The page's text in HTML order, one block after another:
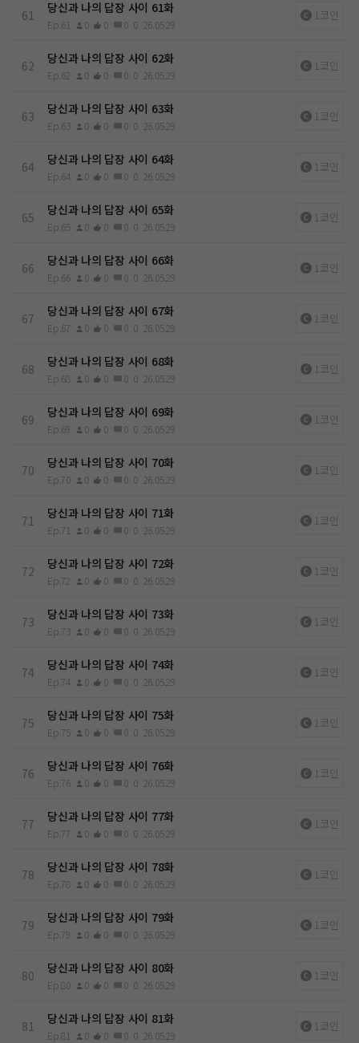
61 당신과 나의 답장 사이 61화
Ep.61 0 0 0 0 26.05.29
1코인
62 당신과 나의 답장 사이 62화
Ep.62 0 0 0 0 26.05.29
1코인
63 당신과 나의 답장 사이 63화
Ep.63 0 0 0 0 26.05.29
1코인
64 당신과 나의 답장 사이 64화
Ep.64 0 0 0 0 26.05.29
1코인
65 당신과 나의 답장 사이 65화
Ep.65 0 0 0 0 26.05.29
1코인
66 당신과 나의 답장 사이 66화
Ep.66 0 0 0 0 26.05.29
1코인
67 당신과 나의 답장 사이 67화
Ep.67 0 0 0 0 26.05.29
1코인
68 당신과 나의 답장 사이 68화
Ep.68 0 0 0 0 26.05.29
1코인
69 당신과 나의 답장 사이 69화
Ep.69 0 0 0 0 26.05.29
1코인
70 당신과 나의 답장 사이 70화
Ep.70 0 0 0 0 26.05.29
1코인
71 당신과 나의 답장 사이 71화
Ep.71 0 0 0 0 26.05.29
1코인
72 당신과 나의 답장 사이 72화
Ep.72 0 0 0 0 26.05.29
1코인
73 당신과 나의 답장 사이 73화
Ep.73 0 0 0 0 26.05.29
1코인
74 당신과 나의 답장 사이 74화
Ep.74 0 0 0 0 26.05.29
1코인
75 당신과 나의 답장 사이 75화
Ep.75 0 0 0 0 26.05.29
1코인
76 당신과 나의 답장 사이 76화
Ep.76 0 0 0 0 26.05.29
1코인
77 당신과 나의 답장 사이 77화
Ep.77 0 0 0 0 26.05.29
1코인
78 당신과 나의 답장 사이 78화
Ep.78 0 0 0 0 26.05.29
1코인
79 당신과 나의 답장 사이 79화
Ep.79 0 0 0 0 26.05.29
1코인
80 당신과 나의 답장 사이 80화
Ep.80 0 0 0 0 26.05.29
1코인
81 당신과 나의 답장 사이 81화
Ep.81 0 0 0 0 26.05.29
1코인